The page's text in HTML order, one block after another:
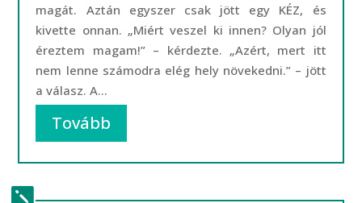
magát. Aztán egyszer csak jött egy KÉZ, és
kivette onnan. „Miért veszel ki innen? Olyan jól
éreztem magam!” – kérdezte. „Azért, mert itt
nem lenne számodra elég hely növekedni.” – jött
a válasz. A...
Tovább